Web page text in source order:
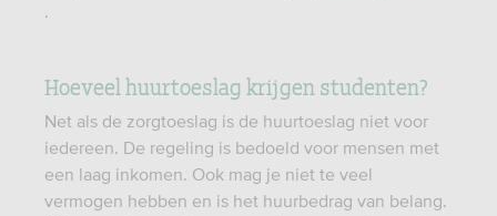
.
Hoeveel huurtoeslag krijgen studenten?
Net als de zorgtoeslag is de huurtoeslag niet voor
iedereen. De regeling is bedoeld voor mensen met
een laag inkomen. Ook mag je niet te veel
vermogen hebben en is het huurbedrag van belang.